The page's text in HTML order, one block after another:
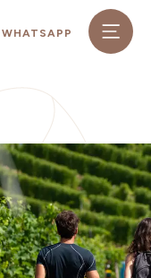
WHATSAPP